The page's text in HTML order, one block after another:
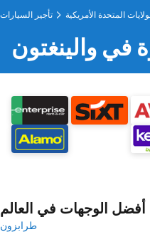
تأجير السيارات المتحدة الأمريكية
في والينغتون
أفضل الوجهات في العالم
طرابزون